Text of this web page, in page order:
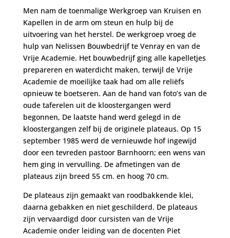
Men nam de toenmalige Werkgroep van Kruisen en
Kapellen in de arm om steun en hulp bij de
uitvoering van het herstel. De werkgroep vroeg de
hulp van Nelissen Bouwbedrijf te Venray en van de
Vrije Academie. Het bouwbedrijf ging alle kapelletjes
prepareren en waterdicht maken, terwijl de Vrije
Academie de moeilijke taak had om alle reliëfs
opnieuw te boetseren. Aan de hand van foto’s van de
oude taferelen uit de kloostergangen werd
begonnen, De laatste hand werd gelegd in de
kloostergangen zelf bij de originele plateaus. Op 15
september 1985 werd de vernieuwde hof ingewijd
door een tevreden pastoor Barnhoorn; een wens van
hem ging in vervulling. De afmetingen van de
plateaus zijn breed 55 cm. en hoog 70 cm.
De plateaus zijn gemaakt van roodbakkende klei,
daarna gebakken en niet geschilderd. De plateaus
zijn vervaardigd door cursisten van de Vrije
Academie onder leiding van de docenten Piet